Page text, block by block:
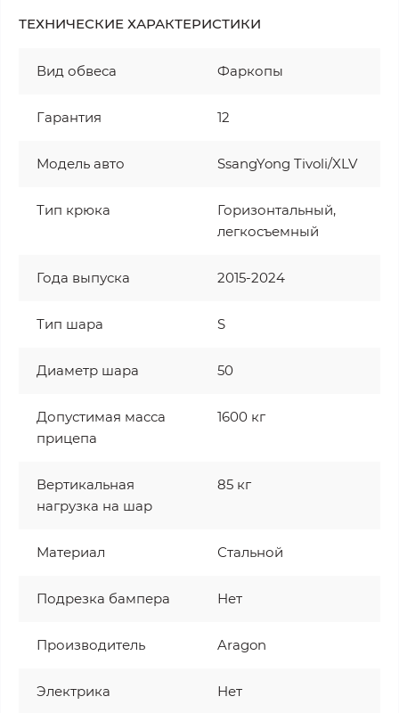
ТЕХНИЧЕСКИЕ ХАРАКТЕРИСТИКИ
Вид обвеса Фаркопы
Гарантия 12
Модель авто SsangYong Tivoli/XLV
Тип крюка
Горизонтальный,
легкосъемный
Года выпуска 2015-2024
Тип шара S
Диаметр шара 50
Допустимая масса
прицепа
1600 кг
Вертикальная
нагрузка на шар
85 кг
Материал Стальной
Подрезка бампера Нет
Производитель Aragon
Электрика Нет